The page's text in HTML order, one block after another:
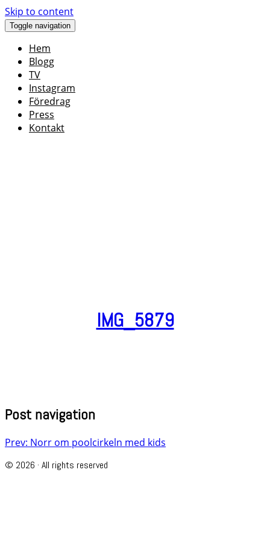
Skip to content
Toggle navigation
Hem
Blogg
TV
Instagram
Föredrag
Press
Kontakt
IMG_5879
Post navigation
Prev: Norr om poolcirkeln med kids
© 2026 · All rights reserved